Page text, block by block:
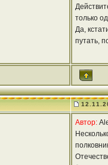
только
Да,
путать,
Автор: